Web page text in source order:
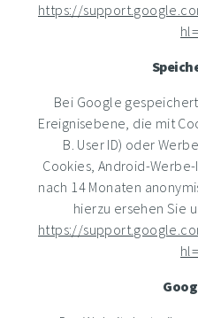
https://
Bei Google
Ereignisebene, die mit
B. User ID) oder
Cookies, Android-
nach 14 Monaten
hierzu ersehen Sie
https://